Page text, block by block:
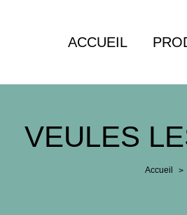
ACCUEIL
VEULES
Accueil >